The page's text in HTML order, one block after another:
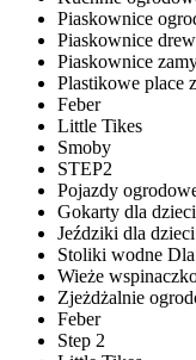
Piaskownice
Piaskownice
Piaskownice
Plastikowe place
Feber
Little Tikes
Smoby
STEP2
Pojazdy
Gokarty dla dzieci
Jeździki dla dzieci
Stoliki wodne
Wieże
Zjeżdżalnie
Feber
Step 2